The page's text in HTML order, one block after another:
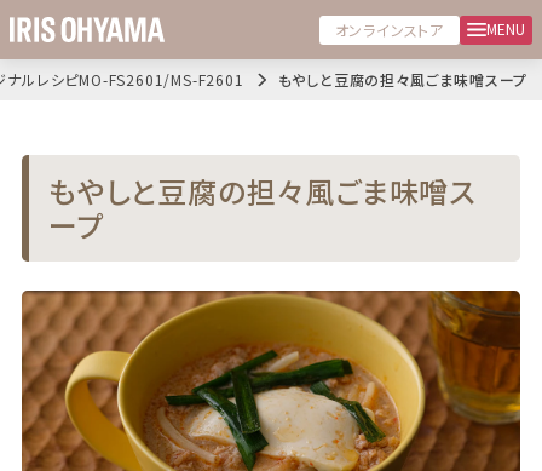
オンラインストア MENU
ナルレシピMO-FS2601/MS-F2601 もやしと豆腐の担々風ごま味噌スープ
もやしと豆腐の担々風ごま味噌ス
ープ